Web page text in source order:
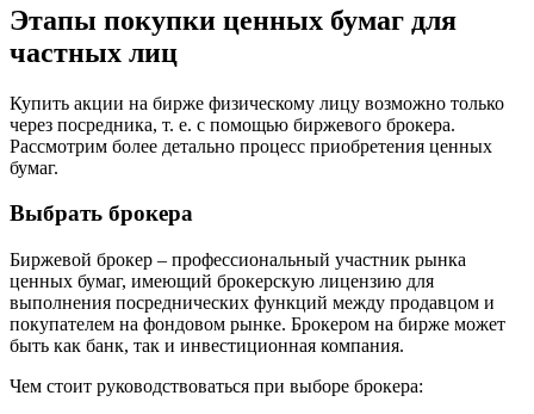
Этапы покупки ценных бумаг для
частных лиц
Купить акции на бирже физическому лицу возможно только
через посредника, т. е. с помощью биржевого брокера.
Рассмотрим более детально процесс приобретения ценных
бумаг.
Выбрать брокера
Биржевой брокер – профессиональный участник рынка
ценных бумаг, имеющий брокерскую лицензию для
выполнения посреднических функций между продавцом и
покупателем на фондовом рынке. Брокером на бирже может
быть как банк, так и инвестиционная компания.
Чем стоит руководствоваться при выборе брокера: